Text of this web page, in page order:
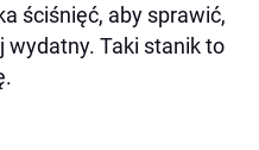
ściśnięć, aby sprawić,
wydatny. Taki stanik to